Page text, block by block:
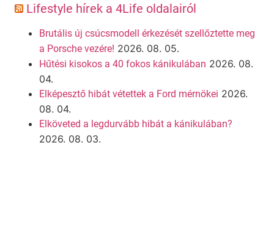
Lifestyle hírek a 4Life oldalairól
Brutális új csúcsmodell érkezését szellőztette meg
a Porsche vezére! 2026. 08. 05.
Hűtési kisokos a 40 fokos kánikulában 2026. 08.
04.
Elképesztő hibát vétettek a Ford mérnökei 2026.
08. 04.
Elköveted a legdurvább hibát a kánikulában?
2026. 08. 03.